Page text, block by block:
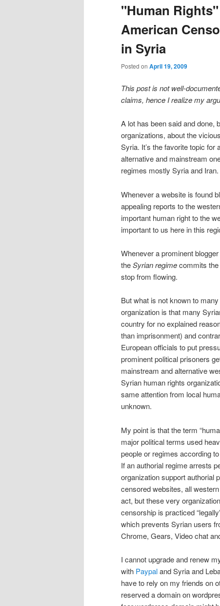
"Human
American
in Syria
Posted on April 19, 2009
This post is not well-
claims, hence I realize my
A lot has been said and done,
organizations, about the
Syria. It’s the favorite topic
alternative and mainstream
regimes mostly Syria and Iran.
Whenever a website is found
appealing reports to the
important human right to the
important to us here in this
Whenever a prominent
theSyrian regimecommits
stop from flowing.
But what is not known to
organization is that many
country for no explained
than imprisonment) and
European officials to put
prominent political prisoners
mainstream and alternative
Syrian human rights
same attention from local
unknown.
My point is that the term
major political terms used
people or regimes according
If an authorial regime arrests
organization support authorial
censored websites, all
act, but these very
censorship is practiced
which prevents Syrian users
Chrome, Gears, Video chat
I cannot upgrade and renew
with Paypaland Syria and
have to rely on my friends on
reserved a domain on